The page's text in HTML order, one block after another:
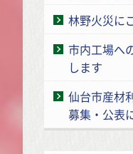
林野火災に
市内工場へ
します
仙台市産材
募集・公表